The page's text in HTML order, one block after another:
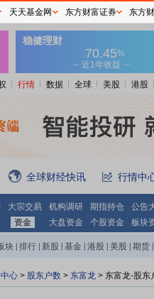
行情 数据 全球 美股 港股
全球财经快讯 行情中
大宗交易 机构调研 期指持仓
公告
资金 大盘资金 个股资金 板块
块 排行 新股 基金 港股 美股 期货
心 > 股东户数 > 东富龙 > 东富龙-股东
天天基金网 东方财富证券 东方